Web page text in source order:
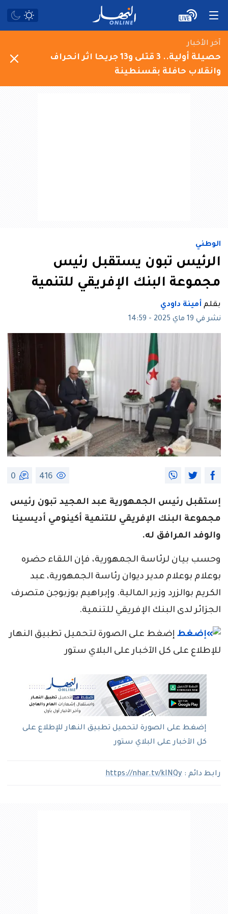
آخر الأخبار
حصيلة أولية.. 3 قتلى و13 جريحا اثر انحراف
وانقلاب حافلة بقسنطينة
الوطني
الرئيس تبون يستقبل رئيس
مجموعة البنك الإفريقي للتنمية
بقلم أمينة داودي
نشر في 19 ماي 2025 - 14:59
416
0
إستقبل رئيس الجمهورية عبد المجيد تبون رئيس
مجموعة البنك الإفريقي للتنمية أكينومي أديسينا
والوفد المرافق له.
وحسب بيان لرئاسة الجمهورية، فإن اللقاء حضره
بوعلام بوعلام مدير ديوان رئاسة الجمهورية، عبد
الكريم بوالزرد وزير المالية. وإبراهيم بوزبوجن متصرف
الجزائر لدى البنك الإفريقي للتنمية.
إضغط على الصورة لتحميل تطبيق النهار
للإطلاع على كل الآخبار على البلاي ستور
إضغط على الصورة لتحميل تطبيق النهار للإطلاع على
كل الآخبار على البلاي ستور
رابط دائم : https://nhar.tv/kINQy